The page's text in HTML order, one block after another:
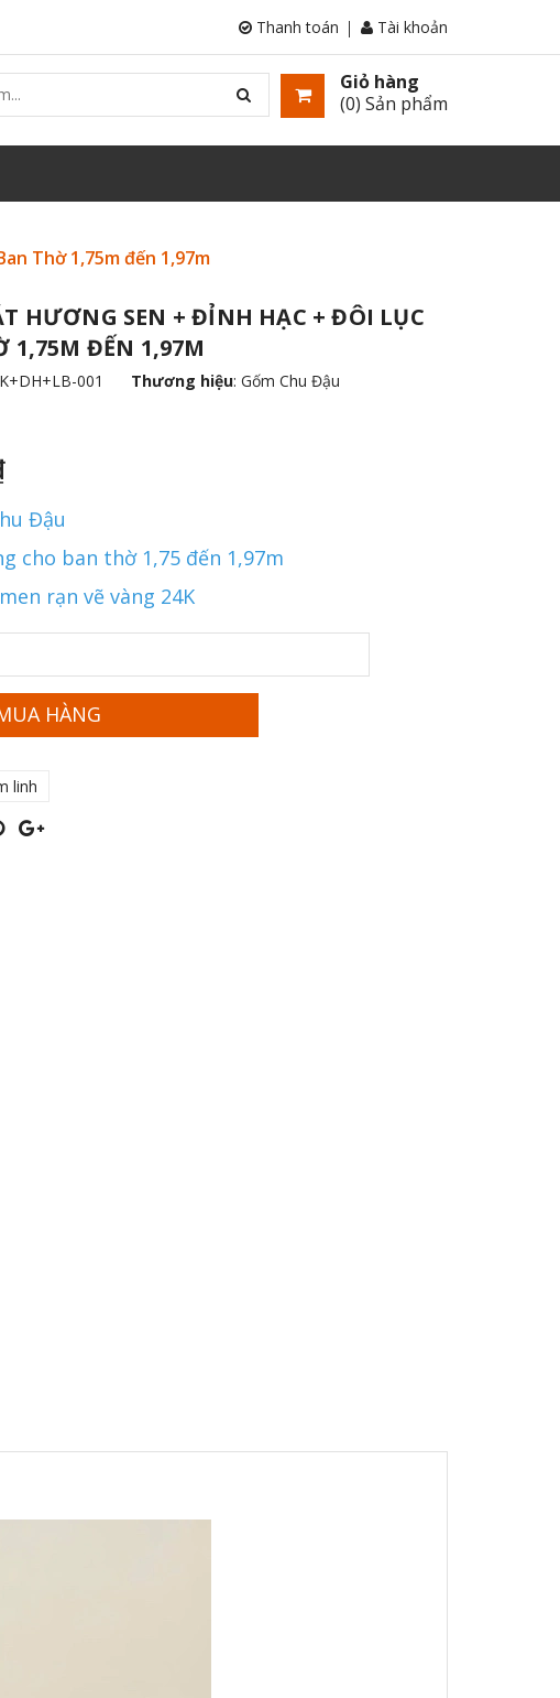
Tài khoản
Thanh toán
Giỏ hàng
(0) Sản phẩm
Thờ 1,75m đến 1,97m
HƯƠNG SEN + ĐỈNH HẠC + ĐÔI LỤC
1,75M ĐẾN 1,97M
001 Thương hiệu: Gốm Chu Đậu
Đậu
cho ban thờ 1,75 đến 1,97m
rạn vẽ vàng 24K
HÀNG
linh